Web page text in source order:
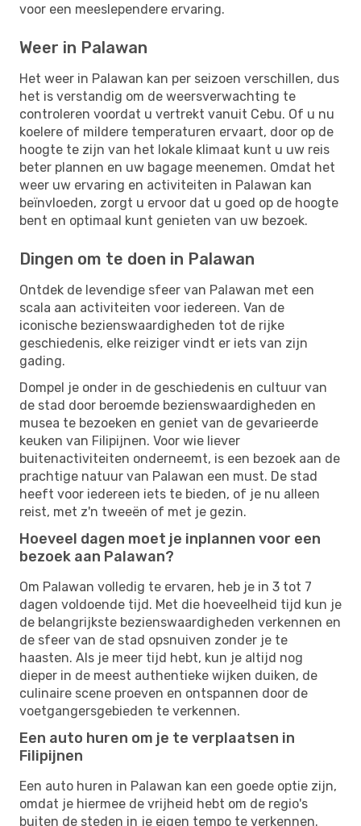
voor een meeslependere ervaring.
Weer in Palawan
Het weer in Palawan kan per seizoen verschillen, dus
het is verstandig om de weersverwachting te
controleren voordat u vertrekt vanuit Cebu. Of u nu
koelere of mildere temperaturen ervaart, door op de
hoogte te zijn van het lokale klimaat kunt u uw reis
beter plannen en uw bagage meenemen. Omdat het
weer uw ervaring en activiteiten in Palawan kan
beïnvloeden, zorgt u ervoor dat u goed op de hoogte
bent en optimaal kunt genieten van uw bezoek.
Dingen om te doen in Palawan
Ontdek de levendige sfeer van Palawan met een
scala aan activiteiten voor iedereen. Van de
iconische bezienswaardigheden tot de rijke
geschiedenis, elke reiziger vindt er iets van zijn
gading.
Dompel je onder in de geschiedenis en cultuur van
de stad door beroemde bezienswaardigheden en
musea te bezoeken en geniet van de gevarieerde
keuken van Filipijnen. Voor wie liever
buitenactiviteiten onderneemt, is een bezoek aan de
prachtige natuur van Palawan een must. De stad
heeft voor iedereen iets te bieden, of je nu alleen
reist, met z'n tweeën of met je gezin.
Hoeveel dagen moet je inplannen voor een
bezoek aan Palawan?
Om Palawan volledig te ervaren, heb je in 3 tot 7
dagen voldoende tijd. Met die hoeveelheid tijd kun je
de belangrijkste bezienswaardigheden verkennen en
de sfeer van de stad opsnuiven zonder je te
haasten. Als je meer tijd hebt, kun je altijd nog
dieper in de meest authentieke wijken duiken, de
culinaire scene proeven en ontspannen door de
voetgangersgebieden te verkennen.
Een auto huren om je te verplaatsen in
Filipijnen
Een auto huren in Palawan kan een goede optie zijn,
omdat je hiermee de vrijheid hebt om de regio's
buiten de steden in je eigen tempo te verkennen.